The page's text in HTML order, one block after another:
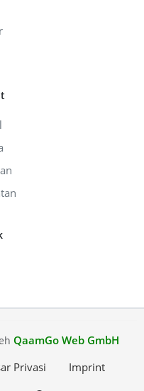
QaamGo Web GmbH
Privasi Imprint